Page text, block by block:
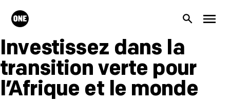
ONE.org
Investissez dans la
transition verte pour
l’Afrique et le monde